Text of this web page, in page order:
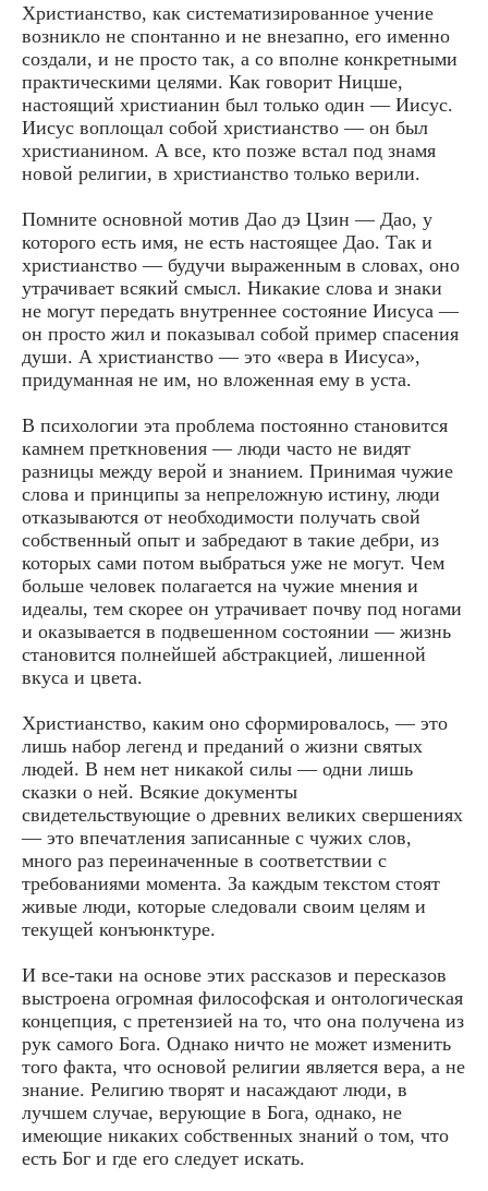
Христианство, как систематизированное учение
возникло не спонтанно и не внезапно, его именно
создали, и не просто так, а со вполне конкретными
практическими целями. Как говорит Ницше,
настоящий христианин был только один — Иисус.
Иисус воплощал собой христианство — он был
христианином. А все, кто позже встал под знамя
новой религии, в христианство только верили.
Помните основной мотив Дао дэ Цзин — Дао, у
которого есть имя, не есть настоящее Дао. Так и
христианство — будучи выраженным в словах, оно
утрачивает всякий смысл. Никакие слова и знаки
не могут передать внутреннее состояние Иисуса —
он просто жил и показывал собой пример спасения
души. А христианство — это «вера в Иисуса»,
придуманная не им, но вложенная ему в уста.
В психологии эта проблема постоянно становится
камнем преткновения — люди часто не видят
разницы между верой и знанием. Принимая чужие
слова и принципы за непреложную истину, люди
отказываются от необходимости получать свой
собственный опыт и забредают в такие дебри, из
которых сами потом выбраться уже не могут. Чем
больше человек полагается на чужие мнения и
идеалы, тем скорее он утрачивает почву под ногами
и оказывается в подвешенном состоянии — жизнь
становится полнейшей абстракцией, лишенной
вкуса и цвета.
Христианство, каким оно сформировалось, — это
лишь набор легенд и преданий о жизни святых
людей. В нем нет никакой силы — одни лишь
сказки о ней. Всякие документы
свидетельствующие о древних великих свершениях
— это впечатления записанные с чужих слов,
много раз переиначенные в соответствии с
требованиями момента. За каждым текстом стоят
живые люди, которые следовали своим целям и
текущей конъюнктуре.
И все-таки на основе этих рассказов и пересказов
выстроена огромная философская и онтологическая
концепция, с претензией на то, что она получена из
рук самого Бога. Однако ничто не может изменить
того факта, что основой религии является вера, а не
знание. Религию творят и насаждают люди, в
лучшем случае, верующие в Бога, однако, не
имеющие никаких собственных знаний о том, что
есть Бог и где его следует искать.